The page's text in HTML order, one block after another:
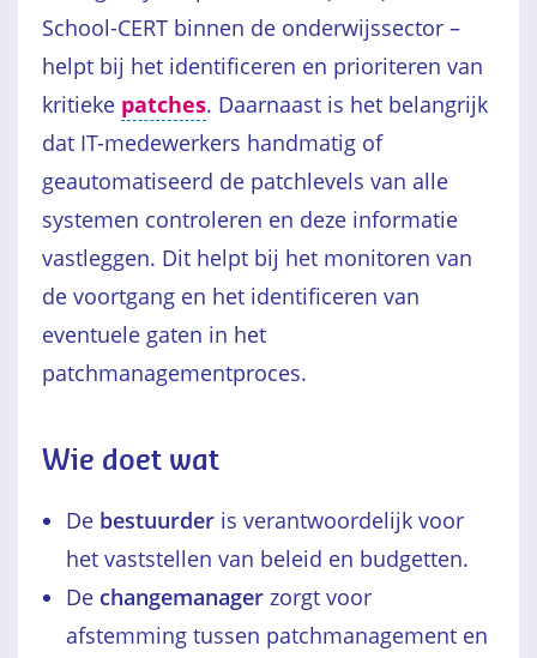
School-CERT binnen de onderwijssector –
helpt bij het identificeren en prioriteren van
kritieke patches. Daarnaast is het belangrijk
dat IT-medewerkers handmatig of
geautomatiseerd de patchlevels van alle
systemen controleren en deze informatie
vastleggen. Dit helpt bij het monitoren van
de voortgang en het identificeren van
eventuele gaten in het
patchmanagementproces.
Wie doet wat
De bestuurder is verantwoordelijk voor
het vaststellen van beleid en budgetten.
De changemanager zorgt voor
afstemming tussen patchmanagement en